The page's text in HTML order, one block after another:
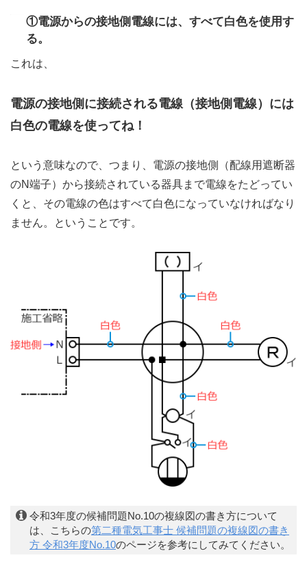
①電源からの接地側電線には、すべて白色を使用す
る。
これは、
電源の接地側に接続される電線（接地側電線）には
白色の電線を使ってね！
という意味なので、つまり、電源の接地側（配線用遮断器
のN端子）から接続されている器具まで電線をたどってい
くと、その電線の色はすべて白色になっていなければなり
ません。ということです。
令和3年度の候補問題No.10の複線図の書き方について
は、こちらの第二種電気工事士 候補問題の複線図の書き
方 令和3年度No.10のページを参考にしてみてください。